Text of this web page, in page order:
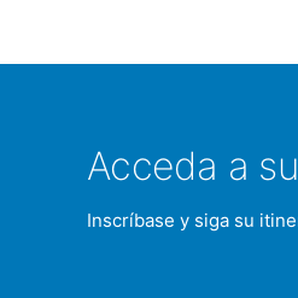
Acceda a
Inscríbase y siga su